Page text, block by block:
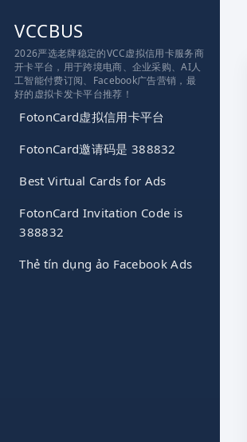
VCCBUS
2026严选老牌稳定的VCC虚拟信用卡服务商
开卡平台，用于跨境电商、企业采购、AI人
工智能付费订阅、Facebook广告营销，最
好的虚拟卡发卡平台推荐！
FotonCard虚拟信用卡平台
FotonCard邀请码是 388832
Best Virtual Cards for Ads
FotonCard Invitation Code is
388832
Thẻ tín dụng ảo Facebook Ads